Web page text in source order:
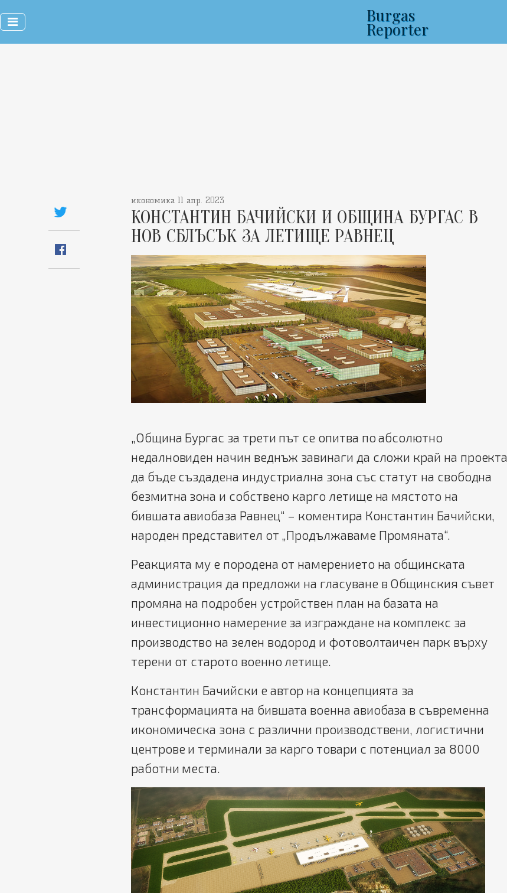
Burgas
Reporter
икономика 11 апр. 2023
КОНСТАНТИН БАЧИЙСКИ И ОБЩИНА БУРГАС В
НОВ СБЛЪСЪК ЗА ЛЕТИЩЕ РАВНЕЦ
„Община Бургас за трети път се опитва по абсолютно
недалновиден начин веднъж завинаги да сложи край на проекта
да бъде създадена индустриална зона със статут на свободна
безмитна зона и собствено карго летище на мястото на
бившата авиобаза Равнец“ – коментира Константин Бачийски,
народен представител от „Продължаваме Промяната“.
Реакцията му е породена от намерението на общинската
администрация да предложи на гласуване в Общинския съвет
промяна на подробен устройствен план на базата на
инвестиционно намерение за изграждане на комплекс за
производство на зелен водород и фотоволтаичен парк върху
терени от старото военно летище.
Константин Бачийски е автор на концепцията за
трансформацията на бившата военна авиобаза в съвременна
икономическа зона с различни производствени, логистични
центрове и терминали за карго товари с потенциал за 8000
работни места.